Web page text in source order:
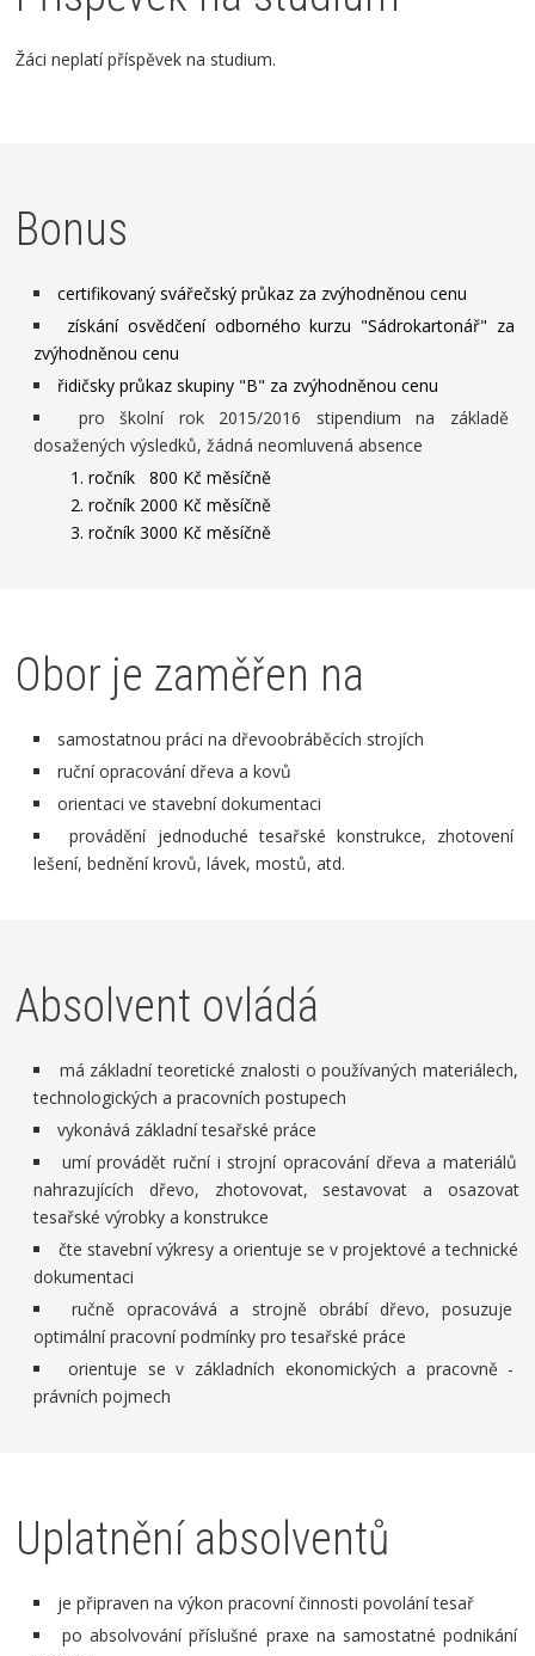
Žáci neplatí příspěvek na studium.
Bonus
certifikovaný svářečský průkaz za zvýhodněnou cenu
získání osvědčení odborného kurzu "Sádrokartonář" za
zvýhodněnou cenu
řidičsky průkaz skupiny "B" za zvýhodněnou cenu
pro školní rok 2015/2016 stipendium na základě
dosažených výsledků, žádná neomluvená absence
1. ročník 800 Kč měsíčně
2. ročník 2000 Kč měsíčně
3. ročník 3000 Kč měsíčně
Obor je zaměřen na
samostatnou práci na dřevoobráběcích strojích
ruční opracování dřeva a kovů
orientaci ve stavební dokumentaci
provádění jednoduché tesařské konstrukce, zhotovení
lešení, bednění krovů, lávek, mostů, atd.
Absolvent ovládá
má základní teoretické znalosti o používaných materiálech,
technologických a pracovních postupech
vykonává základní tesařské práce
umí provádět ruční i strojní opracování dřeva a materiálů
nahrazujících dřevo, zhotovovat, sestavovat a osazovat
tesařské výrobky a konstrukce
čte stavební výkresy a orientuje se v projektové a technické
dokumentaci
ručně opracovává a strojně obrábí dřevo, posuzuje
optimální pracovní podmínky pro tesařské práce
orientuje se v základních ekonomických a pracovně -
právních pojmech
Uplatnění absolventů
je připraven na výkon pracovní činnosti povolání tesař
po absolvování příslušné praxe na samostatné podnikání